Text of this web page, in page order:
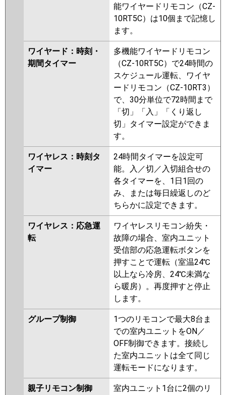
能ワイヤードリモコン（CZ-
10RT5C）は10個まで記憶し
ます。
ワイヤード：時刻・
期間タイマー
多機能ワイヤードリモコン
（CZ-10RT5C）で24時間の
スケジュール運転、ワイヤ
ードリモコン（CZ-10RT3）
で、30分単位で72時間まで
「切」「入」「くり返し
切」タイマー設定ができま
す。
ワイヤレス：時刻タ
イマー
24時間タイマーを設定可
能。入／切／入切組合せの
各タイマーを、1日1回の
み、または毎日繰返しのど
ちらかに設定できます。
ワイヤレス：応急運
転
ワイヤレスリモコン紛失・
故障の場合、室内ユニット
受信部の応急運転ボタンを
押すことで運転（室温24℃
以上なら冷房、24℃未満な
ら暖房）。再度押すと停止
します。
グループ制御
1つのリモコンで最大8台ま
での室内ユニットをON／
OFF制御できます。接続し
た室内ユニットは全て同じ
運転モードになります。
親子リモコン制御
室内ユニット1台に2個のリ